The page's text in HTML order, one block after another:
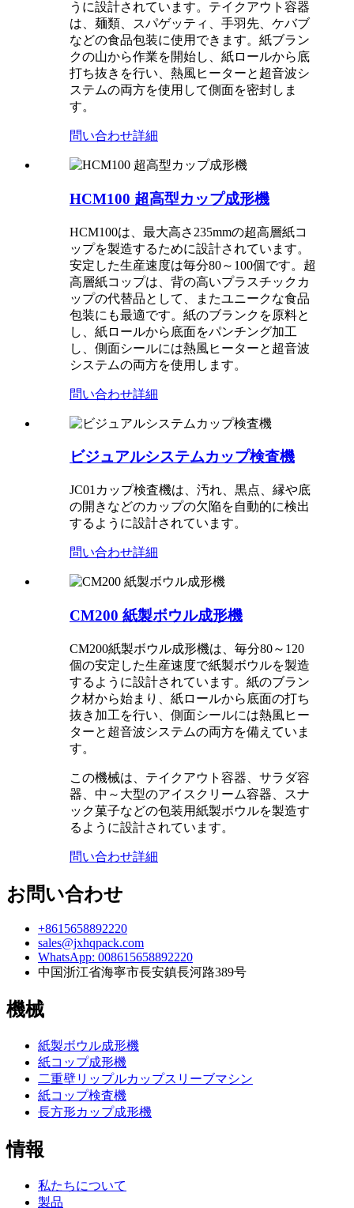
うに設計されています。テイクアウト容器
は、麺類、スパゲッティ、手羽先、ケバブ
などの食品包装に使用できます。紙ブラン
クの山から作業を開始し、紙ロールから底
打ち抜きを行い、熱風ヒーターと超音波シ
ステムの両方を使用して側面を密封しま
す。
問い合わせ詳細
HCM100 超高型カップ成形機
HCM100は、最大高さ235mmの超高層紙コ
ップを製造するために設計されています。
安定した生産速度は毎分80～100個です。超
高層紙コップは、背の高いプラスチックカ
ップの代替品として、またユニークな食品
包装にも最適です。紙のブランクを原料と
し、紙ロールから底面をパンチング加工
し、側面シールには熱風ヒーターと超音波
システムの両方を使用します。
問い合わせ詳細
ビジュアルシステムカップ検査機
JC01カップ検査機は、汚れ、黒点、縁や底
の開きなどのカップの欠陥を自動的に検出
するように設計されています。
問い合わせ詳細
CM200 紙製ボウル成形機
CM200紙製ボウル成形機は、毎分80～120
個の安定した生産速度で紙製ボウルを製造
するように設計されています。紙のブラン
ク材から始まり、紙ロールから底面の打ち
抜き加工を行い、側面シールには熱風ヒー
ターと超音波システムの両方を備えていま
す。
この機械は、テイクアウト容器、サラダ容
器、中～大型のアイスクリーム容器、スナ
ック菓子などの包装用紙製ボウルを製造す
るように設計されています。
問い合わせ詳細
お問い合わせ
+8615658892220
sales@jxhqpack.com
WhatsApp: 008615658892220
中国浙江省海寧市長安鎮長河路389号
機械
紙製ボウル成形機
紙コップ成形機
二重壁リップルカップスリーブマシン
紙コップ検査機
長方形カップ成形機
情報
私たちについて
製品